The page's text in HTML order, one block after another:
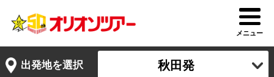
メニュー
出発地を選択 秋田発